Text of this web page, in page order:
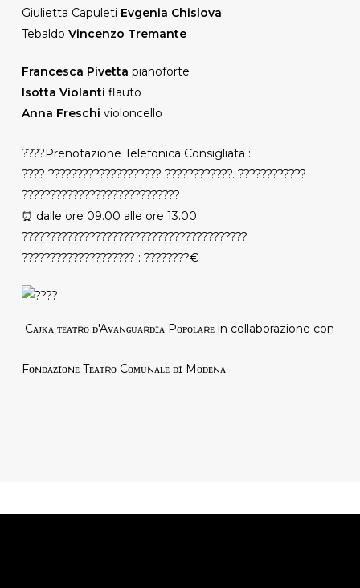
Giulietta Capuleti Evgenia Chislova
Tebaldo Vincenzo Tremante
Francesca Pivetta pianoforte
Isotta Violanti flauto
Anna Freschi violoncello
????Prenotazione Telefonica Consigliata :
???? ???????????????????? ????????????. ????????????
????????????????????????????
⏰ dalle ore 09.00 alle ore 13.00
????????????????????????????????????????
???????????????????? : ????????€
​ Cᴀᴊᴋᴀ ᴛᴇᴀᴛʀᴏ ᴅ'Aᴠᴀɴɢᴜᴀʀᴅɪᴀ Pᴏᴘᴏʟᴀʀᴇ in collaborazione con
Fᴏɴᴅᴀᴢɪᴏɴᴇ Tᴇᴀᴛʀᴏ Cᴏᴍᴜɴᴀʟᴇ ᴅɪ Mᴏᴅᴇɴᴀ